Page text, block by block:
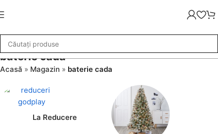
baterie cada
Acasă » Magazin » baterie cada
La Reducere